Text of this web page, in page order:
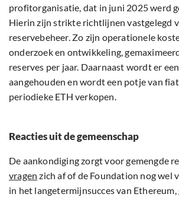
profitorganisatie, dat in juni 2025 werd
Hierin zijn strikte richtlijnen vastgelegd
reservebeheer. Zo zijn operationele
onderzoek en ontwikkeling,
reserves per jaar. Daarnaast wordt er
aangehouden en wordt een potje van
periodieke ETH verkopen.
Reacties uit de gemeenschap
De aankondiging zorgt voor gemengde
vragen zich af of de Foundation nog wel
in het langetermijnsucces van Ethereum,